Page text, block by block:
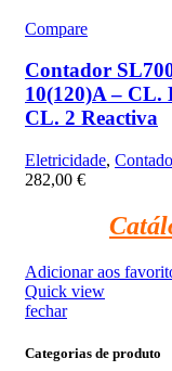
fechar
Categorias de produto
Compare
Contador
10(120)A – CL.
CL. 2 Reactiva
Eletricidade,
282,00 €
Adicionar aos
Quick view